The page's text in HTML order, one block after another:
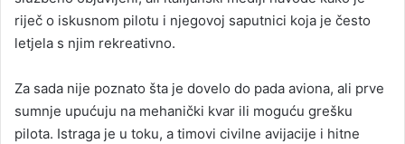
riječ o iskusnom pilotu i njegovoj saputnici koja je često
letjela s njim rekreativno.
Za sada nije poznato šta je dovelo do pada aviona, ali prve
sumnje upućuju na mehanički kvar ili moguću grešku
pilota. Istraga je u toku, a timovi civilne avijacije i hitne